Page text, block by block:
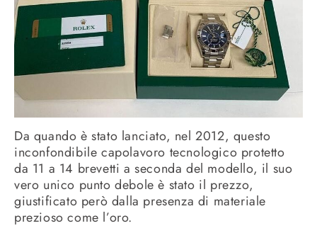
Da quando è stato lanciato, nel 2012, questo
inconfondibile capolavoro tecnologico protetto
da 11 a 14 brevetti a seconda del modello, il suo
vero unico punto debole è stato il prezzo,
giustificato però dalla presenza di materiale
prezioso come l’oro.